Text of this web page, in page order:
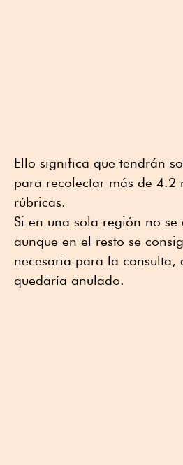
Ello significa que tendrán
para recolectar más de 4.2
rúbricas.
Si en una sola región no se
aunque en el resto se
necesaria para la consulta,
quedaría anulado.